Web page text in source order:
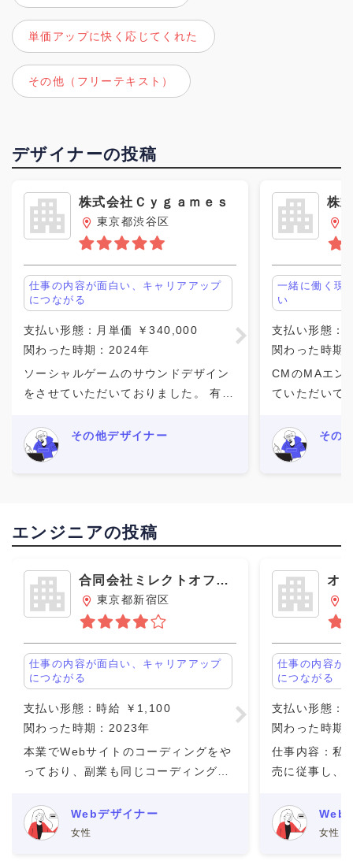
単価アップに快く応じてくれた
その他（フリーテキスト）
デザイナーの投稿
株式会社Ｃｙｇａｍｅｓ
東京都渋谷区
仕事の内容が面白い、キャリアアップ
につながる
支払い形態：月単価 ￥340,000
関わった時期：2024年
ソーシャルゲームのサウンドデザイン
をさせていただいておりました。 有名
策にてサウンドデザインをさせていた
だき、 それが多くの方の目に留まるの
その他デザイナー
株
Ａ
一緒に働く現
い
支払い形態：
関わった時期
CMのMAエン
ていただいて
写、納品まで
CMは1日で完
その
エンジニアの投稿
合同会社ミレクトオフィ
ス 東京都新宿区
仕事の内容が面白い、キャリアアップ
につながる
支払い形態：時給 ￥1,100
関わった時期：2023年
本業でWebサイトのコーディングをや
っており、副業も同じコーディングの
合わせになるが、とても話しやすくて
疑問に思ったことを聞いても快く聞い
Webデザイナー
女性
オ
仕事の内容が
につながる
支払い形態：
関わった時期
仕事内容：私
売に従事し、
す。 働く人
しい仲間です
Web
女性